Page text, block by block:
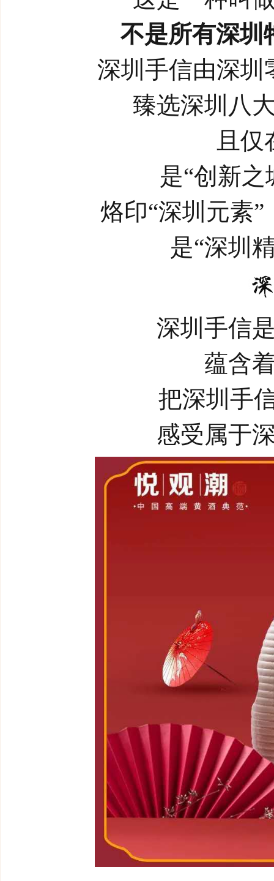
不是所有深圳
深圳手信由深圳
臻选深圳八
且
是“创新之
烙印“深圳元素”
是“深圳
深圳手信
蕴含
把深圳手
感受属于